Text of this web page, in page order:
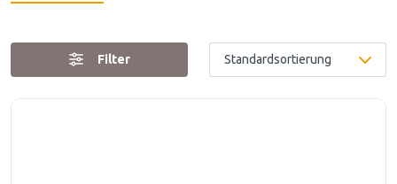
Filter